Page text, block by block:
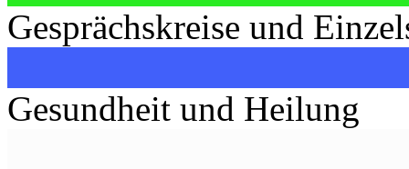
Gesprächskreise und
Gesundheit und Heilung